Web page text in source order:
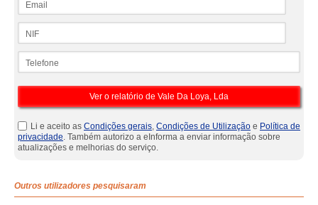
Li e aceito as Condições gerais, Condições de Utilização e Política de
privacidade. Também autorizo a eInforma a enviar informação sobre
atualizações e melhorias do serviço.
Outros utilizadores pesquisaram